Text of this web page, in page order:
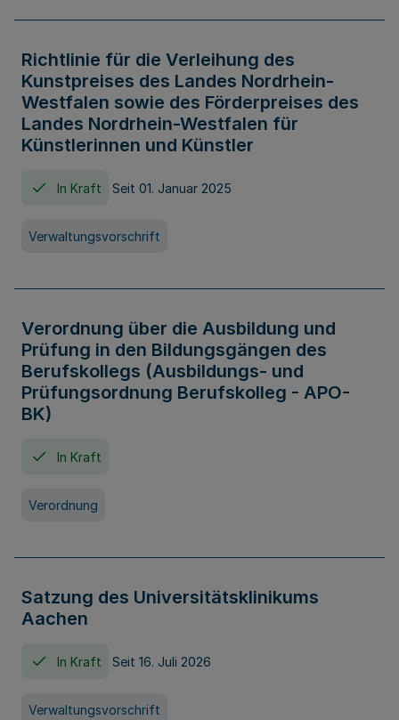
Richtlinie für die Verleihung des
Kunstpreises des Landes Nordrhein-
Westfalen sowie des Förderpreises des
Landes Nordrhein-Westfalen für
Künstlerinnen und Künstler
In Kraft Seit 01. Januar 2025
Verwaltungsvorschrift
Verordnung über die Ausbildung und
Prüfung in den Bildungsgängen des
Berufskollegs (Ausbildungs- und
Prüfungsordnung Berufskolleg - APO-
BK)
In Kraft
Verordnung
Satzung des Universitätsklinikums
Aachen
In Kraft Seit 16. Juli 2026
Verwaltungsvorschrift